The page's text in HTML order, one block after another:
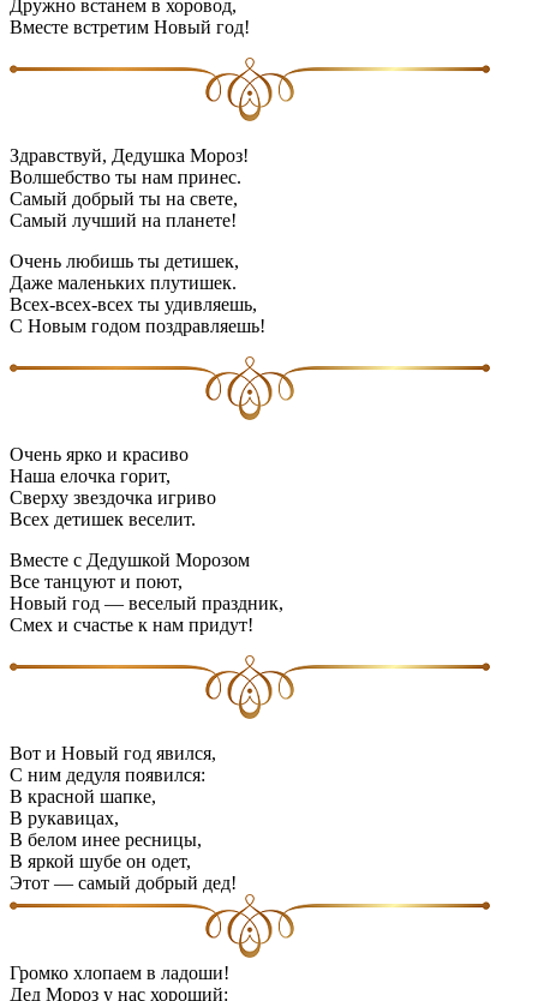
Дружно встанем в хоровод,
Вместе встретим Новый год!
Здравствуй, Дедушка Мороз!
Волшебство ты нам принес.
Самый добрый ты на свете,
Самый лучший на планете!
Очень любишь ты детишек,
Даже маленьких плутишек.
Всех-всех-всех ты удивляешь,
С Новым годом поздравляешь!
Очень ярко и красиво
Наша елочка горит,
Сверху звездочка игриво
Всех детишек веселит.
Вместе с Дедушкой Морозом
Все танцуют и поют,
Новый год — веселый праздник,
Смех и счастье к нам придут!
Вот и Новый год явился,
С ним дедуля появился:
В красной шапке,
В рукавицах,
В белом инее ресницы,
В яркой шубе он одет,
Этот — самый добрый дед!
Громко хлопаем в ладоши!
Дед Мороз у нас хороший: